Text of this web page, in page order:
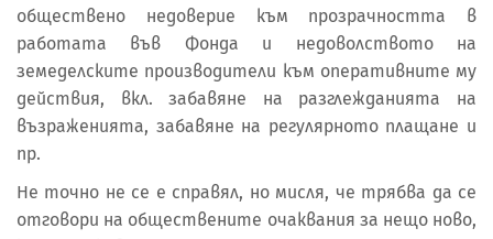
обществено недоверие към прозрачността в
работата във Фонда и недоволството на
земеделските производители към оперативните му
действия, вкл. забавяне на разглежданията на
възраженията, забавяне на регулярното плащане и
пр.
Не точно не се е справял, но мисля, че трябва да се
отговори на обществените очаквания за нещо ново,